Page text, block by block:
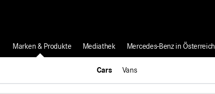
Marken & Produkte
Cars Vans
Mediathek Mercedes-Benz in Österreich